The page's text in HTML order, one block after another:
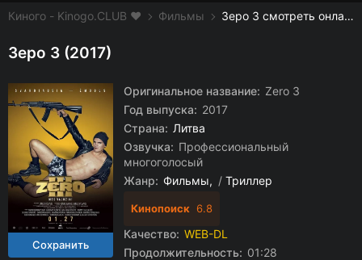
Киного - Kinogo.CLUB ❤️ Фильмы Зеро 3 смотреть онлайн бесплатно
Зеро 3 (2017)
Оригинальное название: Zero 3
Год выпуска: 2017
Страна: Литва
Озвучка: Профессиональный
многоголосый
Жанр: Фильмы / Триллер
Кинопоиск 6.8
Качество: WEB-DL
Продолжительность: 01:28